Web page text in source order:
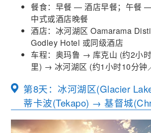
餐食：早餐 — 酒店早餐；午餐
中式或酒店晚餐
酒店：冰河湖区 Oamarama
Godley Hotel 或同级酒店
车程：奥玛鲁 → 库克山 (约2小
里) → 冰河湖区 (约1小时10分钟
第8天：冰河湖区(Glacier
蒂卡波(Tekapo) → 基督城